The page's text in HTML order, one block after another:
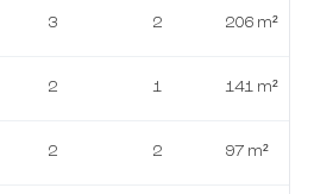
3 2 206 m²
2 1 141 m²
2 2 97 m²